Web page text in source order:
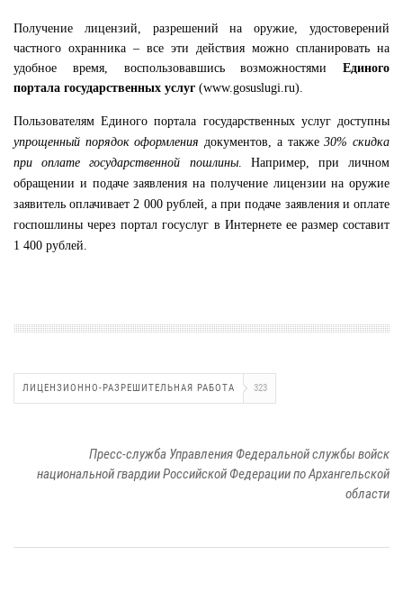
Получение лицензий, разрешений на оружие, удостоверений
частного охранника – все эти действия можно спланировать на
удобное время, воспользовавшись возможностями Единого
портала государственных услуг (www.gosuslugi.ru).
Пользователям Единого портала государственных услуг доступны
упрощенный порядок оформления документов, а также30% скидка
при оплате государственной пошлины. Например, при личном
обращении и подаче заявления на получение лицензии на оружие
заявитель оплачивает 2 000 рублей, а при подаче заявления и оплате
госпошлины через портал госуслуг в Интернете ее размер составит
1 400 рублей.
ЛИЦЕНЗИОННО-РАЗРЕШИТЕЛЬНАЯ РАБОТА 323
Пресс-служба Управления Федеральной службы войск
национальной гвардии Российской Федерации по Архангельской
области